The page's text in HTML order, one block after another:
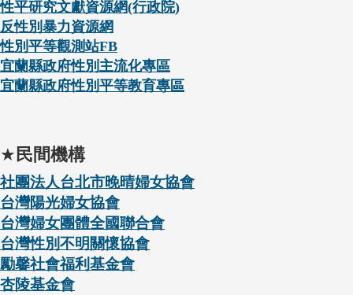
性平研究文獻資源網(行政院)
反性別暴力資源網
性別平等觀測站FB
宜蘭縣政府性別主流化專區
宜蘭縣政府性別平等教育專區
★ 民間機構
社團法人台北市晚晴婦女協會
台灣陽光婦女協會
台灣婦女團體全國聯合會
台灣性別不明關懷協會
勵馨社會福利基金會
杏陵基金會